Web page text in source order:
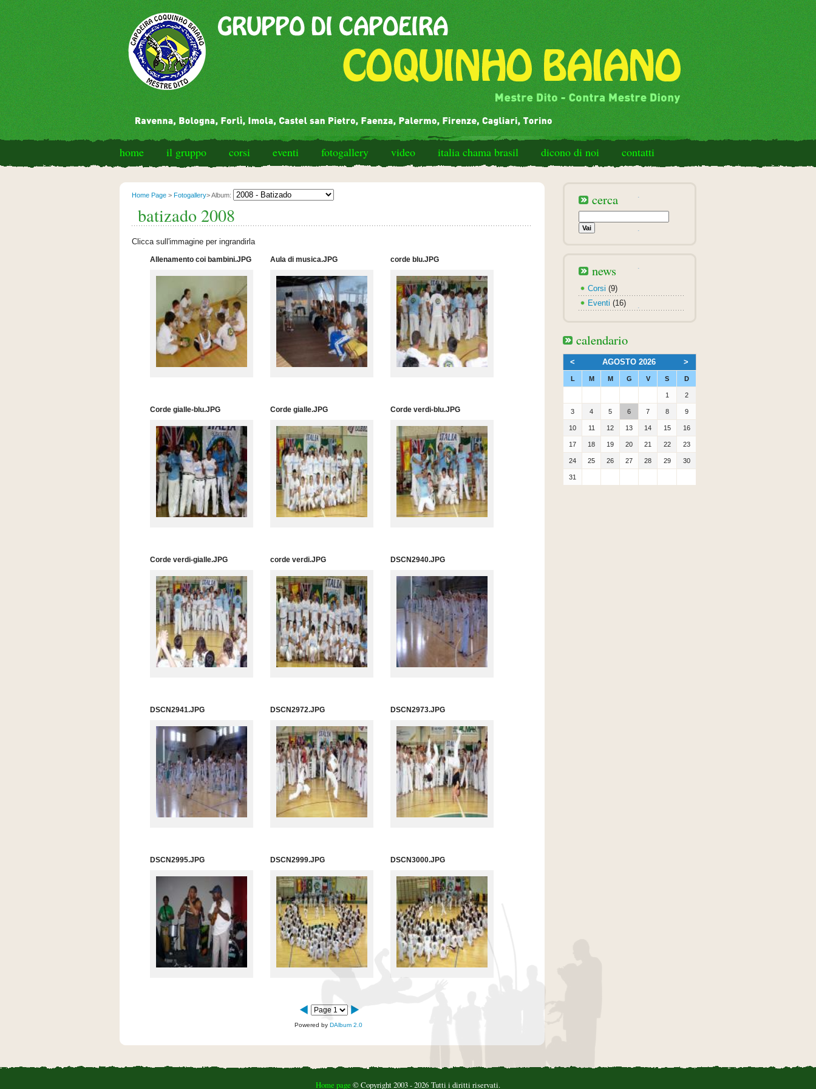
home il gruppo corsi eventi fotogallery video italia chama brasil dicono di noi contatti
Home Page > Fotogallery> Album:
batizado 2008
Clicca sull'immagine per ingrandirla
Allenamento coi bambini.JPG Aula di musica.JPG corde blu.JPG
Corde gialle-blu.JPG Corde gialle.JPG Corde verdi-blu.JPG
Corde verdi-gialle.JPG corde verdi.JPG DSCN2940.JPG
DSCN2941.JPG DSCN2972.JPG DSCN2973.JPG
DSCN2995.JPG DSCN2999.JPG DSCN3000.JPG
Powered by DAlbum 2.0
cerca
news
Corsi (9)
Eventi (16)
calendario
< AGOSTO 2026 >
L M M G V S D
1 2
3 4 5 6 7 8 9
10 11 12 13 14 15 16
17 18 19 20 21 22 23
24 25 26 27 28 29 30
31
Home page © Copyright 2003 - 2026 Tutti i diritti riservati.